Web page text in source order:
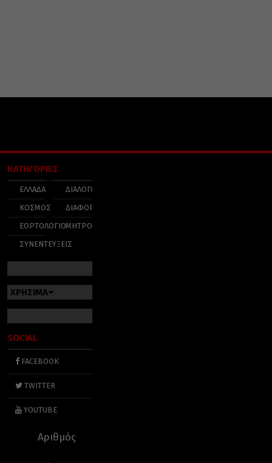
ΚΑΤΗΓΟΡΙΕΣ
ΕΛΛΑΔΑ
ΚΟΣΜΟΣ
ΕΟΡΤΟΛΟΓΙΟ
ΣΥΝΕΝΤΕΥΞΕΙΣ
ΔΙΑΛΟΓΟΣ
ΔΙΑΦΟΡΑ
ΜΗΤΡΟΠΟΛΕΙΣ
ΧΡΗΣΙΜΑ
SOCIAL
FACEBOOK
TWITTER
YOUTUBE
Αριθμός